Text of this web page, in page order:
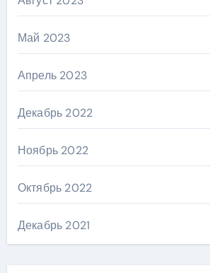
Май 2023
Апрель 2023
Декабрь 2022
Ноябрь 2022
Октябрь 2022
Декабрь 2021